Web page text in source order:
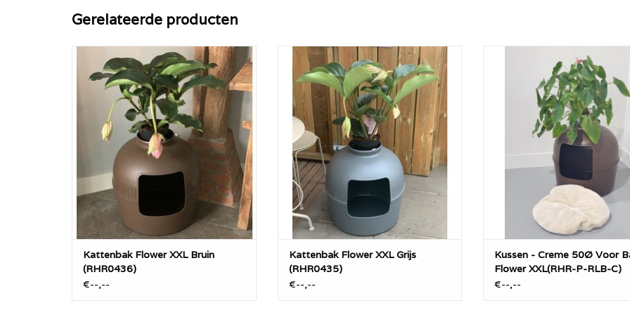
Gerelateerde producten
RHRQuality Kattenbak Flower XXL Bruin
Een unieke RHRQuality Flower XXL
kattenbak die overal in huis onopvallend
te plaatsen is.
Leuk extra'tje! Aan de bovenzijde is plaats
voor een plant. Wat deze
kattenbak/design ligplaats toch echt uniek
maakt in
TOEVOEGEN AAN WINKELWAGEN
Kattenbak Flower XXL Bruin
(RHR0436)
€--,--
Kattenbak Flower XXL grijs onzichtbaar
kattentoilet die er niet uitziet als een
kattenbak. Ook te gebruiken als heerlijke
lig- of verstopplek door er een kussentje
in te plaatsen.
TOEVOEGEN AAN WINKELWAGEN
Kattenbak Flower XXL Grijs
(RHR0435)
€--,--
plaatsen is in de Flower XXL om
te kunnen slapen of rusten!
TOEVOEGEN AAN
Kussen - Creme 50Ø Voor
Flower XXL(RHR-P-RLB-C)
€--,--